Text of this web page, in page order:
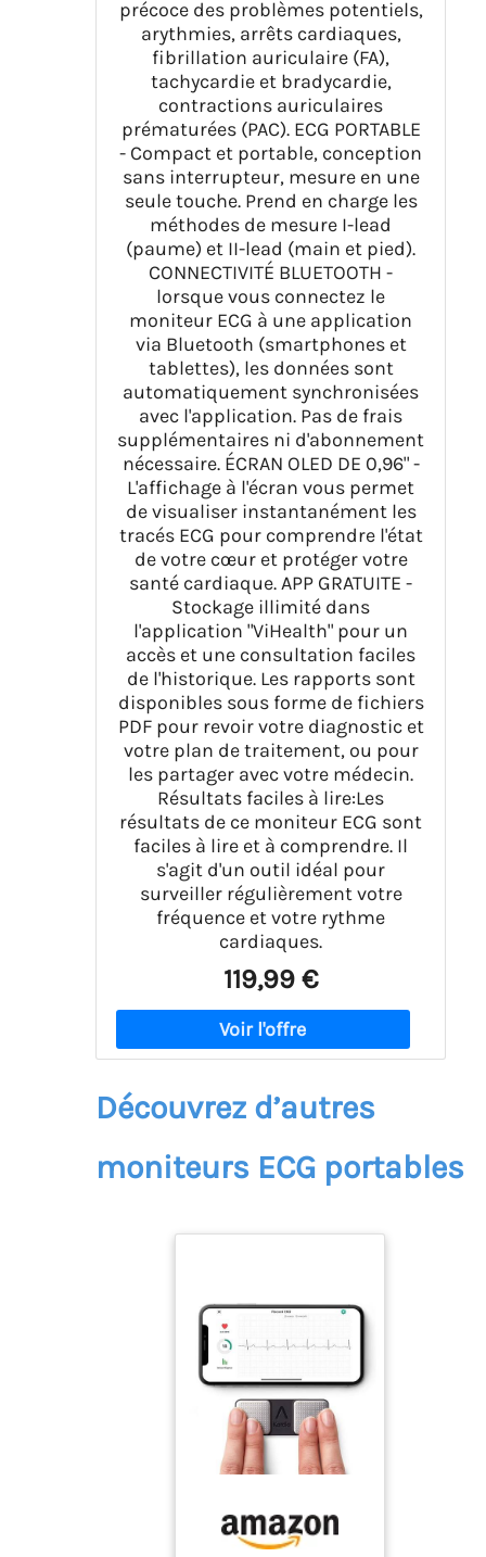
pouces, APP pour iOS & Android
précoce des problèmes potentiels,
arythmies, arrêts cardiaques,
fibrillation auriculaire (FA),
tachycardie et bradycardie,
contractions auriculaires
prématurées (PAC). ECG PORTABLE
- Compact et portable, conception
sans interrupteur, mesure en une
seule touche. Prend en charge les
méthodes de mesure I-lead
(paume) et II-lead (main et pied).
CONNECTIVITÉ BLUETOOTH -
lorsque vous connectez le
moniteur ECG à une application
via Bluetooth (smartphones et
tablettes), les données sont
automatiquement synchronisées
avec l'application. Pas de frais
supplémentaires ni d'abonnement
nécessaire. ÉCRAN OLED DE 0,96" -
L'affichage à l'écran vous permet
de visualiser instantanément les
tracés ECG pour comprendre l'état
de votre cœur et protéger votre
santé cardiaque. APP GRATUITE -
Stockage illimité dans
l'application "ViHealth" pour un
accès et une consultation faciles
de l'historique. Les rapports sont
disponibles sous forme de fichiers
PDF pour revoir votre diagnostic et
votre plan de traitement, ou pour
les partager avec votre médecin.
Résultats faciles à lire:Les
résultats de ce moniteur ECG sont
faciles à lire et à comprendre. Il
s'agit d'un outil idéal pour
surveiller régulièrement votre
fréquence et votre rythme
cardiaques.
119,99 €
Découvrez d’autres
moniteurs ECG portables